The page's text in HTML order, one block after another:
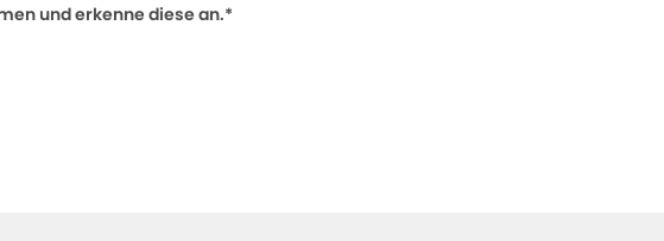
und erkenne diese an.*